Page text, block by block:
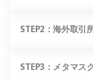
STEP2：海外取引
STEP3：メタマス